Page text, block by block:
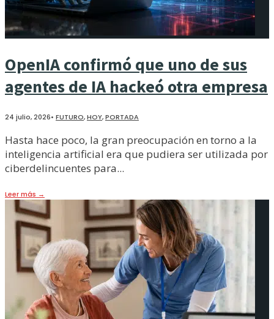
OpenIA confirmó que uno de sus
agentes de IA hackeó otra empresa
24 julio, 2026• FUTURO,HOY,PORTADA
Hasta hace poco, la gran preocupación en torno a la
inteligencia artificial era que pudiera ser utilizada por
ciberdelincuentes para...
Leer más →